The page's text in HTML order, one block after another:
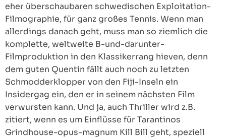
eher überschaubaren schwedischen Exploitation-
Filmographie, für ganz großes Tennis. Wenn man
allerdings danach geht, muss man so ziemlich die
komplette, weltweite B-und-darunter-
Filmproduktion in den Klassikerrang hieven, denn
dem guten Quentin fällt auch noch zu letzten
Schmodderklopper von den Fiji-Inseln ein
Insidergag ein, den er in seinem nächsten Film
verwursten kann. Und ja, auch Thriller wird z.B.
zitiert, wenn es um Einflüsse für Tarantinos
Grindhouse-opus-magnum Kill Bill geht, speziell